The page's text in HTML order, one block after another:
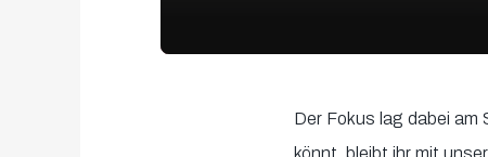
Der Fokus lag dabei am
könnt, bleibt ihr mit